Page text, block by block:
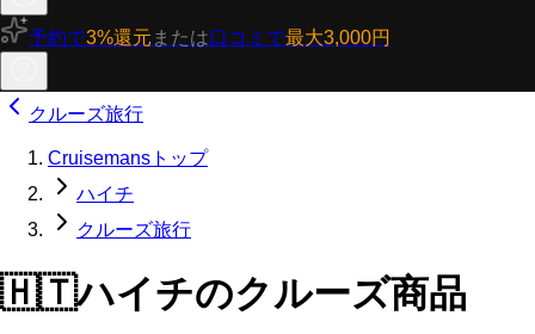
予約で3%還元 または口コミで最大3,000円
クルーズ旅行
Cruisemansトップ
ハイチ
クルーズ旅行
🇭🇹ハイチのクルーズ商品